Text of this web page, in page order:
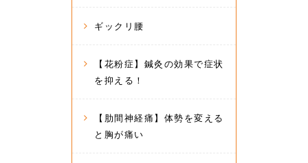
ギックリ腰
【花粉症】鍼灸の効果で症状
を抑える！
【肋間神経痛】体勢を変える
と胸が痛い